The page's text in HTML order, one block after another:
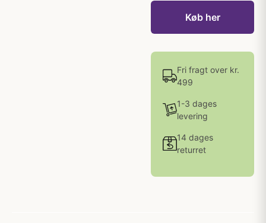
Køb her
Fri fragt over kr.
499
1-3 dages
levering
14 dages
returret